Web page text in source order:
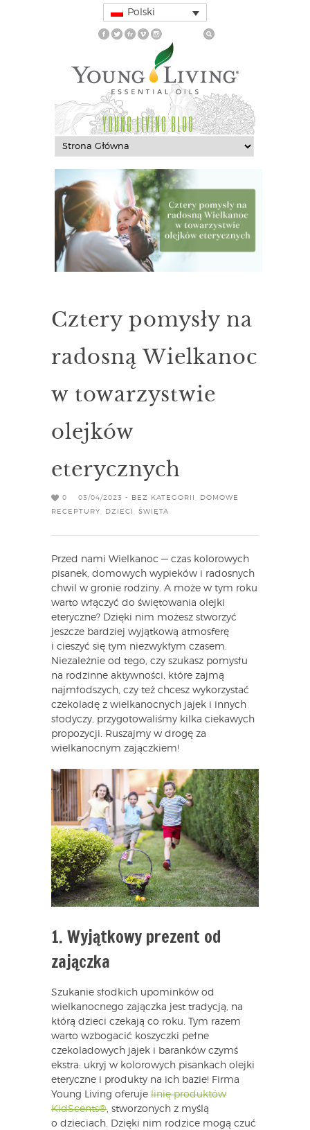
Polski
YOUNG LIVING BLOG
Cztery pomysły na
radosną Wielkanoc
w towarzystwie
olejków
eterycznych
0 03/04/2023 - BEZ KATEGORII
DOMOWE
RECEPTURY
DZIECI ŚWIĘTA
Przed nami Wielkanoc — czas kolorowych
pisanek, domowych wypieków i radosnych
chwil w gronie rodziny. A może w tym roku
warto włączyć do świętowania olejki
eteryczne? Dzięki nim możesz stworzyć
jeszcze bardziej wyjątkową atmosferę
i cieszyć się tym niezwykłym czasem.
Niezależnie od tego, czy szukasz pomysłu
na rodzinne aktywności, które zajmą
najmłodszych, czy też chcesz wykorzystać
czekoladę z wielkanocnych jajek i innych
słodyczy, przygotowaliśmy kilka ciekawych
propozycji. Ruszajmy w drogę za
wielkanocnym zajączkiem!
1. Wyjątkowy prezent od
zajączka
Szukanie słodkich upominków od
wielkanocnego zajączka jest tradycją, na
którą dzieci czekają co roku. Tym razem
warto wzbogacić koszyczki pełne
czekoladowych jajek i baranków czymś
ekstra: ukryj w kolorowych pisankach olejki
eteryczne i produkty na ich bazie! Firma
Young Living oferuje linię produktów
KidScents®, stworzonych z myślą
o dzieciach. Dzięki nim rodzice mogą czuć